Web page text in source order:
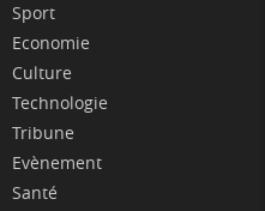
Sport
Economie
Culture
Technologie
Tribune
Evènement
Santé